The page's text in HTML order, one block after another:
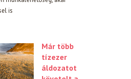
is
Már több
tízezer
áldozatot